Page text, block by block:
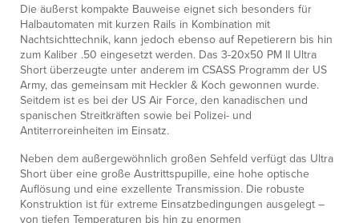
Die äußerst kompakte Bauweise eignet sich besonders für
Halbautomaten mit kurzen Rails in Kombination mit
Nachtsichttechnik, kann jedoch ebenso auf Repetierern bis hin
zum Kaliber .50 eingesetzt werden. Das 3-20x50 PM II Ultra
Short überzeugte unter anderem im CSASS Programm der US
Army, das gemeinsam mit Heckler & Koch gewonnen wurde.
Seitdem ist es bei der US Air Force, den kanadischen und
spanischen Streitkräften sowie bei Polizei- und
Antiterroreinheiten im Einsatz.
Neben dem außergewöhnlich großen Sehfeld verfügt das Ultra
Short über eine große Austrittspupille, eine hohe optische
Auflösung und eine exzellente Transmission. Die robuste
Konstruktion ist für extreme Einsatzbedingungen ausgelegt –
von tiefen Temperaturen bis hin zu enormen